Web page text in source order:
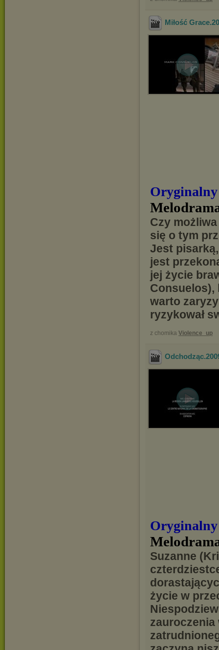
Miłość
Czy
się o tym
Jest
jest
jej życie
Consuelos),
warto
ryzykował
z chomika Violence_up
Suzanne
życie w
zauroczenia